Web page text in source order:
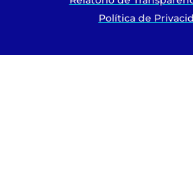
Política de